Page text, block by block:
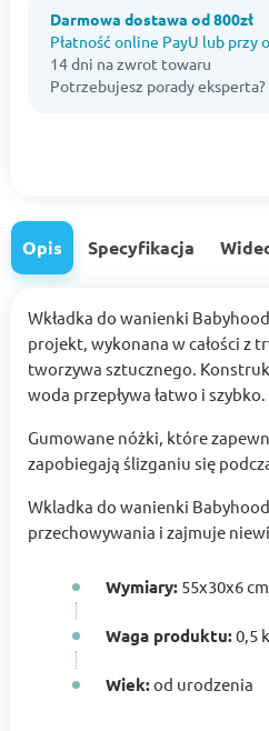
Darmowa dostawa od 800zł
Płatność online PayU lub przy
14 dni na zwrot towaru
Potrzebujesz porady eksperta?
Opis Specyfikacja
Wkładka do wanienki
projekt, wykonana w całości z
tworzywa sztucznego.
woda przepływa łatwo i szybko.
Gumowane nóżki, które
zapobiegają ślizganiu się
Wkladka do wanienki
przechowywania i zajmuje
Wymiary: 55x30x6 cm
Waga produktu:0,5
Wiek:od urodzenia